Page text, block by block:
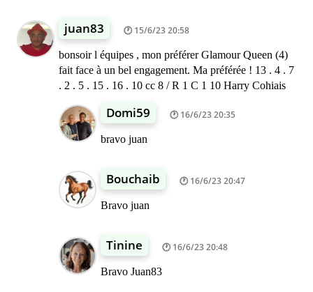
juan83 15/6/23 20:58
bonsoir l équipes , mon préférer Glamour Queen (4)
fait face à un bel engagement. Ma préférée ! 13 . 4 . 7
. 2 . 5 . 15 . 16 . 10 cc 8 / R 1 C 1 10 Harry Cohiais
Domi59 16/6/23 20:35
bravo juan
Bouchaib 16/6/23 20:47
Bravo juan
Tinine 16/6/23 20:48
Bravo Juan83